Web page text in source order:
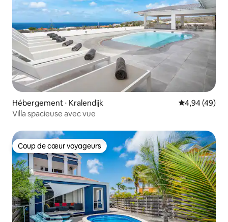
Hébergement ⋅ Kralendijk Évaluation
4,94 (49)
Villa spacieuse avec vue
Coup de cœur voyageurs
Coup de cœur voyageurs